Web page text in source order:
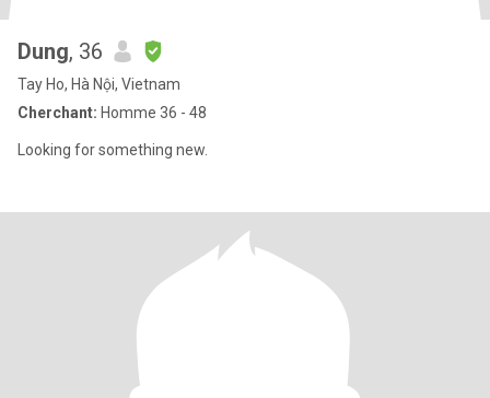
Dung, 36
Tay Ho, Hà Nội, Vietnam
Cherchant: Homme 36 - 48
Looking for something new.